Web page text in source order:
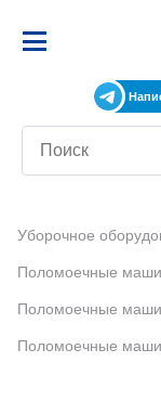
Уборочное
Поломоечные
Поломоечные
Поломоечные